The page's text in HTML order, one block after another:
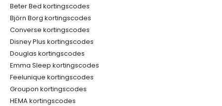
Beter Bed kortingscodes
Björn Borg kortingscodes
Converse kortingscodes
Disney Plus kortingscodes
Douglas kortingscodes
Emma Sleep kortingscodes
Feelunique kortingscodes
Groupon kortingscodes
HEMA kortingscodes